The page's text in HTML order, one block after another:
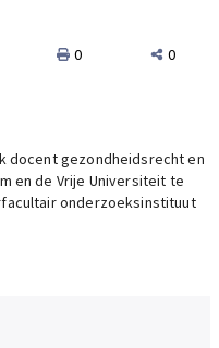
0 0
docent gezondheidsrecht en
en de Vrije Universiteit te
onderzoeksinstituut